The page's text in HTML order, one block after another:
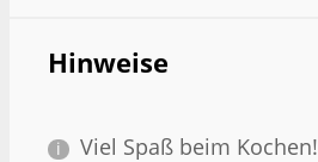
Hinweise
Viel Spaß beim Kochen!